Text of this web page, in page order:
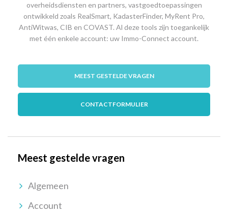
overheidsdiensten en partners, vastgoedtoepassingen
ontwikkeld zoals RealSmart, KadasterFinder, MyRent Pro,
AntiWitwas, CIB en COVAST. Al deze tools zijn toegankelijk
met één enkele account: uw Immo-Connect account.
MEEST GESTELDE VRAGEN
CONTACTFORMULIER
Meest gestelde vragen
Algemeen
Account